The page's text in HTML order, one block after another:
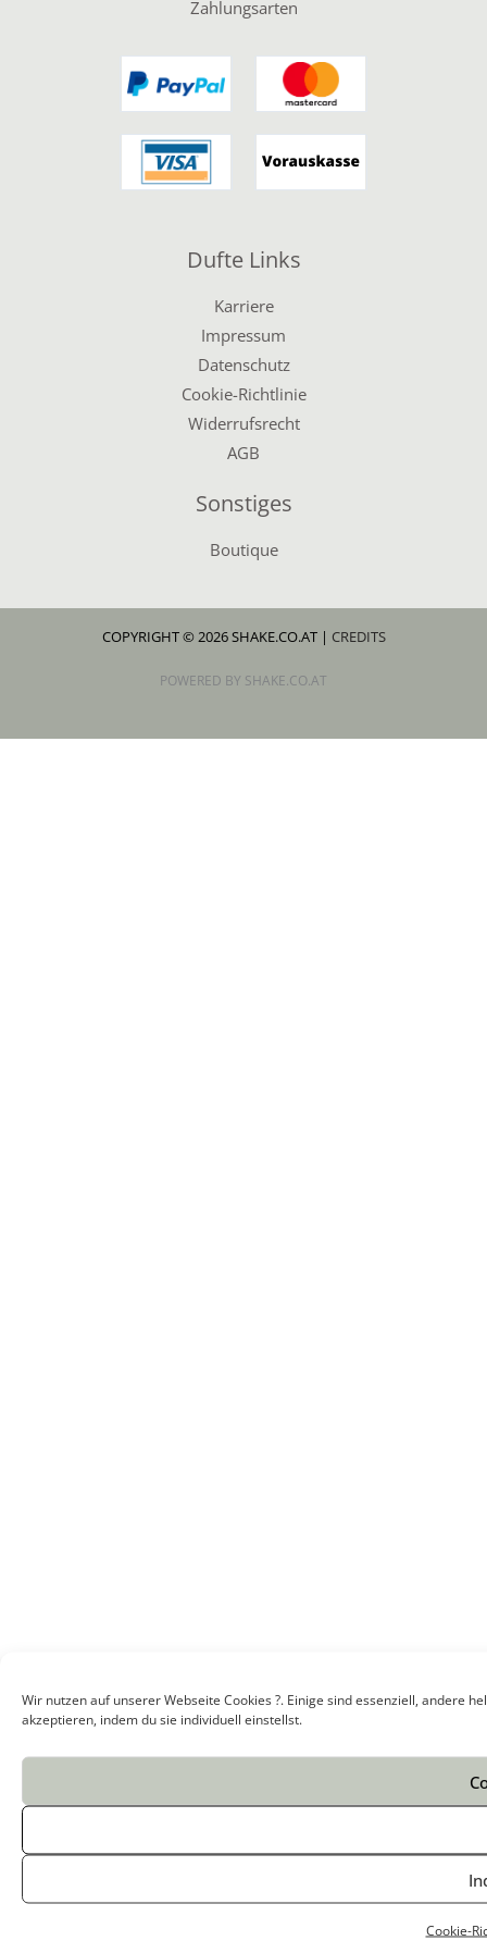
Wir nutzen auf unserer Webseite Cookies ?. Einige sind essenziell, andere
akzeptieren, indem du sie individuell einstellst.
Cookie-
Zahlungsarten
Dufte Links
Karriere
Impressum
Datenschutz
Cookie-Richtlinie
Widerrufsrecht
AGB
Sonstiges
Boutique
COPYRIGHT © 2026 SHAKE.CO.AT | CREDITS
POWERED BY SHAKE.CO.AT